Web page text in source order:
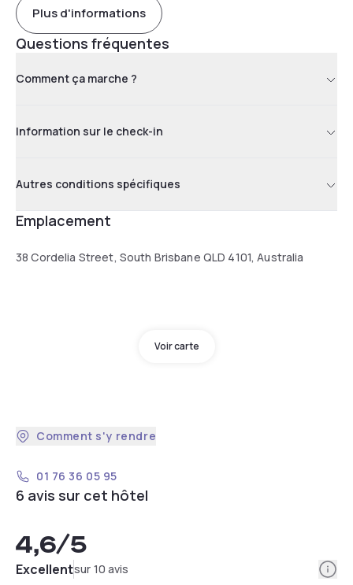
Plus d'informations
Questions fréquentes
Comment ça marche ?
Information sur le check-in
Autres conditions spécifiques
Emplacement
38 Cordelia Street, South Brisbane QLD 4101, Australia
Voir carte
Comment s'y rendre
01 76 36 05 95
6 avis sur cet hôtel
4,6/5
Excellentsur 10 avis